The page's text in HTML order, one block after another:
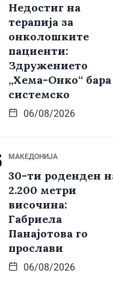
Недостиг на
терапија за
онколошките
пациенти:
Здружението
„Хема-Онко“ бара
системско
06/08/2026
МАКЕДОНИЈА
30-ти роденден
2.200 метри
височина:
Габриела
Панајотова го
прослави
06/08/2026